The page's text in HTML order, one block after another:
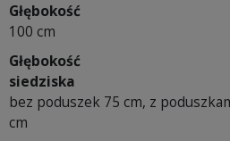
Głębokość
100 cm
Głębokość
siedziska
bez poduszek 75 cm, z
cm